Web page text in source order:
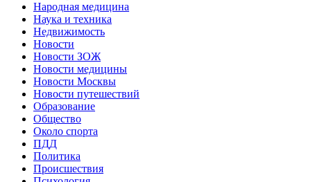
Народная медицина
Наука и техника
Недвижимость
Новости
Новости ЗОЖ
Новости медицины
Новости Москвы
Новости путешествий
Образование
Общество
Около спорта
ПДД
Политика
Происшествия